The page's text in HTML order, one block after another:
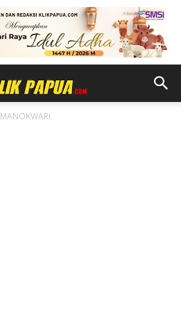
MANOKWARI